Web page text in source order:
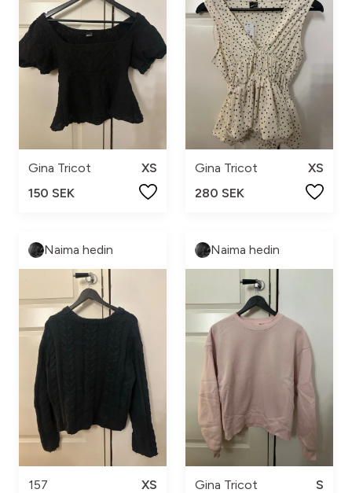
Gina Tricot
XS
150 SEK
Gina Tricot
XS
280 SEK
Naima hedin
157
XS
Naima hedin
Gina Tricot
S